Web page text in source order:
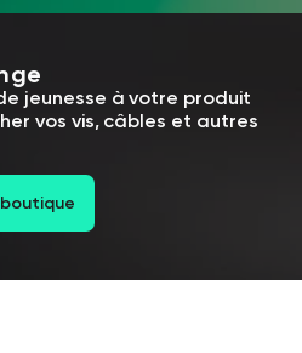
jeunesse à votre produit
vos vis, câbles et autres